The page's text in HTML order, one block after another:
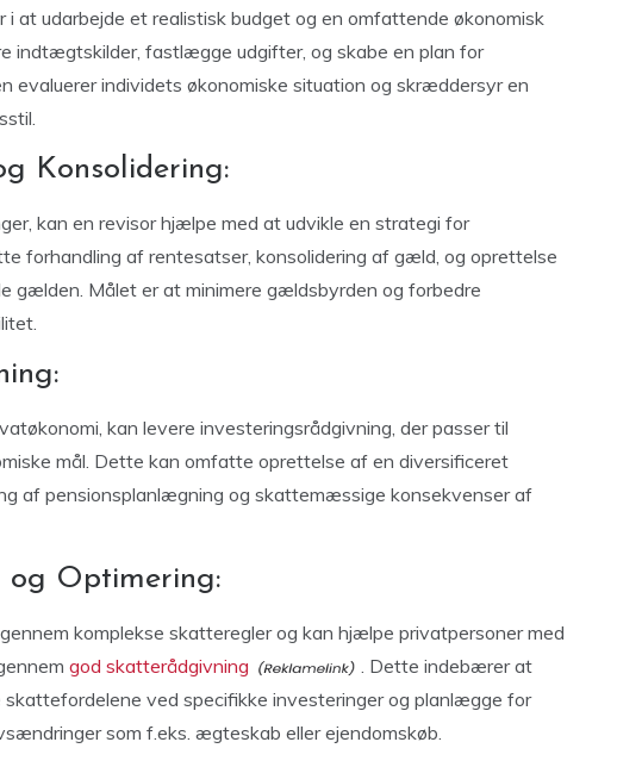
i at udarbejde et realistisk budget og en omfattende økonomisk
indtægtskilder, fastlægge udgifter, og skabe en plan for
evaluerer individets økonomiske situation og skræddersyr en
Konsolidering:
kan en revisor hjælpe med at udvikle en strategi for
forhandling af rentesatser, konsolidering af gæld, og oprettelse
gælden. Målet er at minimere gældsbyrden og forbedre
kan levere investeringsrådgivning, der passer til
mål. Dette kan omfatte oprettelse af en diversificeret
af pensionsplanlægning og skattemæssige konsekvenser af
Optimering:
komplekse skatteregler og kan hjælpe privatpersoner med
god skatterådgivning
. Dette indebærer at
ved specifikke investeringer og planlægge for
som f.eks. ægteskab eller ejendomskøb.